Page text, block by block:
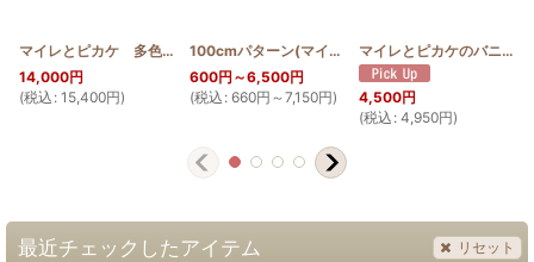
マイレとピカケ 多色 100cm [HQT100_MAI]
14,000円
(税込 : 15,400円)
100cmパターン(マイレとピカケ) [
600円 ～6,500円
(税込 : 660円 ～7,150円)
マイレとピカケのバニティポーチ
4,500円
(税込 : 4,950円)
最近チェックしたアイテム リセット